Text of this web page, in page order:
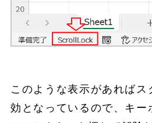
このような表示があれば
効となっているので、キー